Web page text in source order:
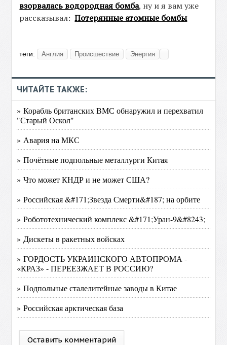
взорвалась водородная бомба, ну и я вам уже
рассказывал:Потерянные атомные бомбы
теги: Англия Происшествие Энергия
ЧИТАЙТЕ ТАКЖЕ:
» Корабль британских ВМС обнаружил и перехватил
"Старый Оскол"
» Авария на МКС
» Почётные подпольные металлурги Китая
» Что может КНДР и не может США?
» Российская &#171;Звезда Смерти&#187; на орбите
» Робототехнический комплекс &#171;Уран-9&#8243;
» Дискеты в ракетных войсках
» ГОРДОСТЬ УКРАИНСКОГО АВТОПРОМА -
«КРАЗ» - ПЕРЕЕЗЖАЕТ В РОССИЮ?
» Подпольные сталелитейные заводы в Китае
» Российская арктическая база
Оставить комментарий